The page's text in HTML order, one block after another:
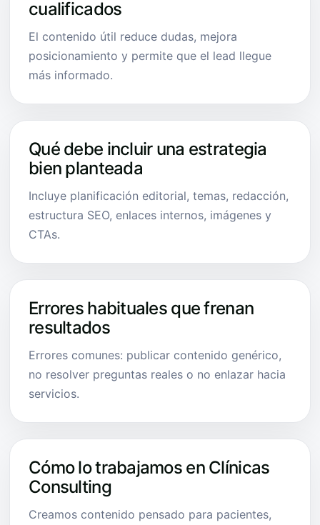
cualificados
El contenido útil reduce dudas, mejora
posicionamiento y permite que el lead llegue
más informado.
Qué debe incluir una estrategia
bien planteada
Incluye planificación editorial, temas, redacción,
estructura SEO, enlaces internos, imágenes y
CTAs.
Errores habituales que frenan
resultados
Errores comunes: publicar contenido genérico,
no resolver preguntas reales o no enlazar hacia
servicios.
Cómo lo trabajamos en Clínicas
Consulting
Creamos contenido pensado para pacientes,